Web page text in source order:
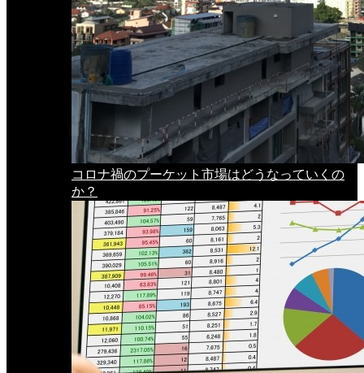
コロナ禍のプーケット市場はどうなっていくの
か？